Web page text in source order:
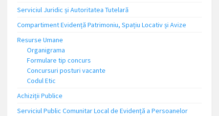
Serviciul Juridic și Autoritatea Tutelară
Compartiment Evidență Patrimoniu, Spațiu Locativ și Avize
Resurse Umane
Organigrama
Formulare tip concurs
Concursuri posturi vacante
Codul Etic
Achiziții Publice
Serviciul Public Comunitar Local de Evidență a Persoanelor